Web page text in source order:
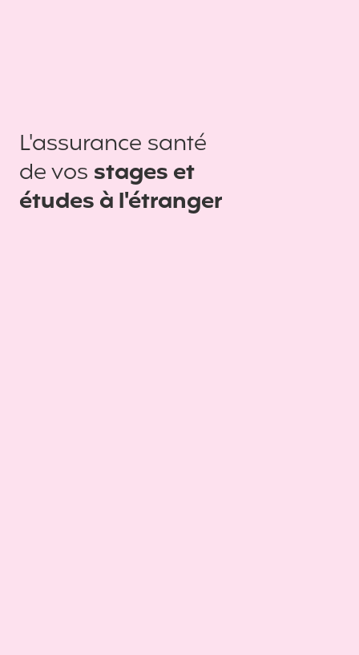
L'assurance santé
de vos stages et
études à l'étranger